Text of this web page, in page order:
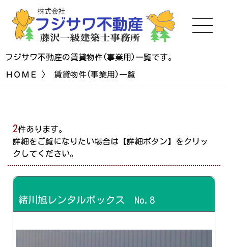
フジサワ不動産の賃貸物件(事業用)一覧です。
ＨＯＭＥ 〉 賃貸物件(事業用)一覧
2件あります。
詳細をご覧になりたい場合は【詳細ボタン】をクリッ
クしてください。
緒川旭レンタルボックス No.8